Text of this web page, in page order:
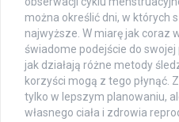
można określić dni, w których
najwyższe. W miarę jak coraz
świadome podejście do
jak działają różne metody
korzyści mogą z tego płynąć.
tylko w lepszym planowaniu,
własnego ciała i zdrowia